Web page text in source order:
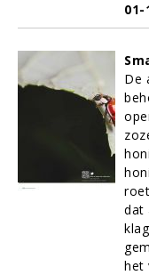
01-
De
dat
het